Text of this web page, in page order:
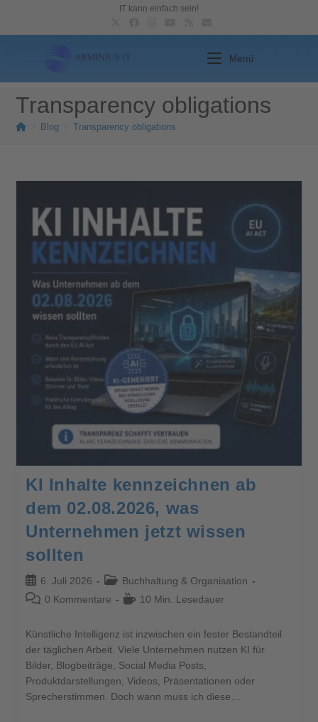
IT kann einfach sein!
Menü
Transparency obligations
Blog Transparency obligations
KI Inhalte kennzeichnen ab
dem 02.08.2026, was
Unternehmen jetzt wissen
sollten
6. Juli 2026
Buchhaltung & Organisation
0 Kommentare
10 Min. Lesedauer
Künstliche Intelligenz ist inzwischen ein fester Bestandteil
der täglichen Arbeit. Viele Unternehmen nutzen KI für
Bilder, Blogbeiträge, Social Media Posts,
Produktdarstellungen, Videos, Präsentationen oder
Sprecherstimmen. Doch wann muss ich diese…